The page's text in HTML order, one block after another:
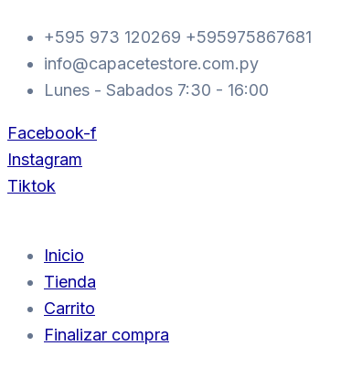
contenido
+595 973 120269 +595975867681
info@capacetestore.com.py
Lunes - Sabados 7:30 - 16:00
Facebook-f
Instagram
Tiktok
Inicio
Tienda
Carrito
Finalizar compra